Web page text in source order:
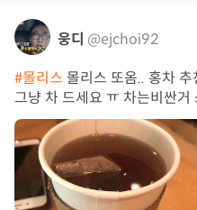
웅디 @ejchoi92
#몰리스 몰리스 또옴.. 홍차
그냥 차 드세요 ㅠ 차는비싼거